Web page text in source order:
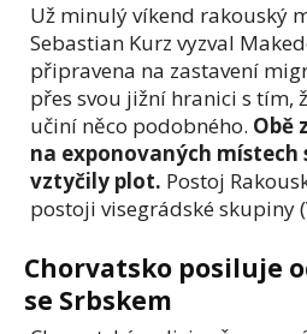
Už minulý víkend rakouský
Sebastian Kurz vyzval
připravena na zastavení
přes svou jižní hranici s tím,
učiní něco podobného. Obě
na exponovaných místech
vztyčily plot. Postoj
postoji visegrádské skupiny
Chorvatsko posiluje
se Srbskem